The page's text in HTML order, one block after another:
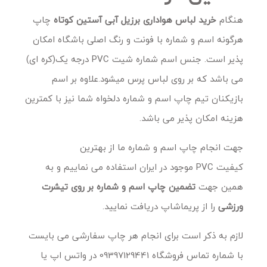
هنگامخرید لباس هواداری برزیل آبی آستین کوتاه چاپ
هرگونه اسم و شماره با فونت و رنگ اصلی باشگاه امکان
پذیر است. جنس اسم شماره شیت PVC درجه یک(کره ای)
می باشد که بر روی لباس پرس میشود.علاوه بر اسم
بازیکنان تیم چاپ اسم و شماره دلخواه شما نیز با کمترین
هزینه امکان پذیر می باشد.
جهت انجام چاپ اسم و شماره ما از بهترین
کیفیت PVC موجود در ایران استفاده می نماییم و به
همین جهتتضمین چاپ اسم و شماره بر روی تیشرت
ورزشی را از پریماشاپ دریافت نمایید.
لازم به ذکر است برای انجام هر چاپ سفارشی می بایست
با شماره تماس فروشگاه 09397129441 در واتس اپ یا